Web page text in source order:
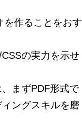
を作ることをおす
の実力を示せ
まずPDF形式で
ングスキルを磨